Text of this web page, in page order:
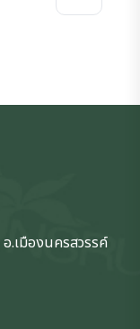
อ.เมืองนครสวรรค์